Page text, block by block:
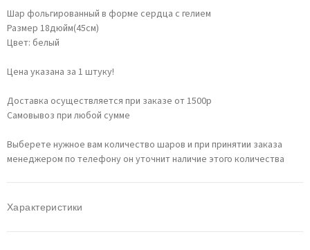
Шар фольгированный в форме сердца с гелием
Размер 18дюйм(45см)
Цвет: белый
Цена указана за 1 штуку!
Доставка осуществляется при заказе от 1500р
Самовывоз при любой сумме
Выберете нужное вам количество шаров и при принятии заказа
менеджером по телефону он уточнит наличие этого количества
Характеристики